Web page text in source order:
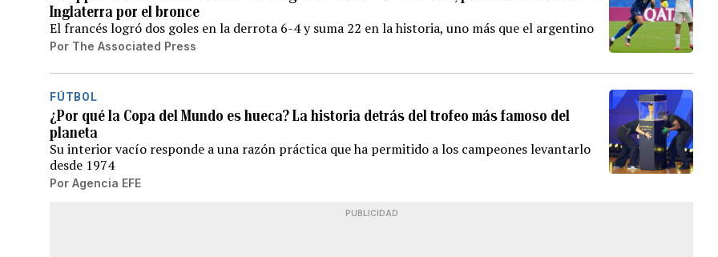
Inglaterra por el bronce
El francés logró dos goles en la derrota 6-4 y suma 22 en la historia, uno más que el argentino
Por The Associated Press
FÚTBOL
¿Por qué la Copa del Mundo es hueca? La historia detrás del trofeo más famoso del
planeta
Su interior vacío responde a una razón práctica que ha permitido a los campeones levantarlo
desde 1974
Por Agencia EFE
PUBLICIDAD